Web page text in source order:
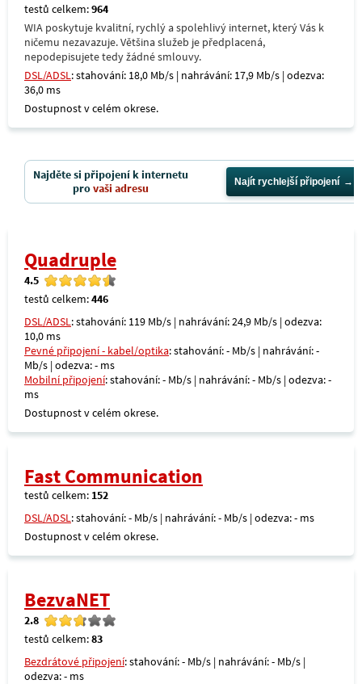
testů celkem:964
WIA poskytuje kvalitní, rychlý a spolehlivý internet, který Vás k
ničemu nezavazuje. Většina služeb je předplacená,
nepodepisujete tedy žádné smlouvy.
DSL/ADSL: stahování: 18,0 Mb/s | nahrávání: 17,9 Mb/s | odezva:
36,0 ms
Dostupnost v celém okrese.
Najděte si připojení k internetu
provaši adresu Najít rychlejší připojení
Quadruple
4.5
testů celkem:446
DSL/ADSL: stahování: 119 Mb/s | nahrávání: 24,9 Mb/s | odezva:
10,0 ms
Pevné připojení - kabel/optika: stahování: - Mb/s | nahrávání: -
Mb/s | odezva: - ms
Mobilní připojení: stahování: - Mb/s | nahrávání: - Mb/s | odezva: -
ms
Dostupnost v celém okrese.
Fast Communication
testů celkem: 152
DSL/ADSL: stahování: - Mb/s | nahrávání: - Mb/s | odezva: - ms
Dostupnost v celém okrese.
BezvaNET
2.8
testů celkem:83
Bezdrátové připojení: stahování: - Mb/s | nahrávání: - Mb/s |
odezva: - ms